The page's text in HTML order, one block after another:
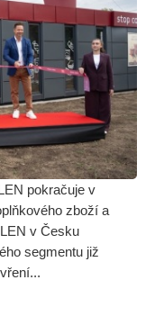
pokračuje v
zboží a
v Česku
segmentu již